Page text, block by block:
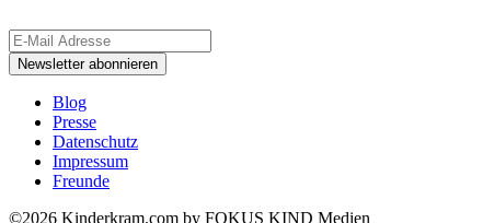
Blog
Presse
Datenschutz
Impressum
Freunde
©2026 Kinderkram.com by FOKUS KIND Medien